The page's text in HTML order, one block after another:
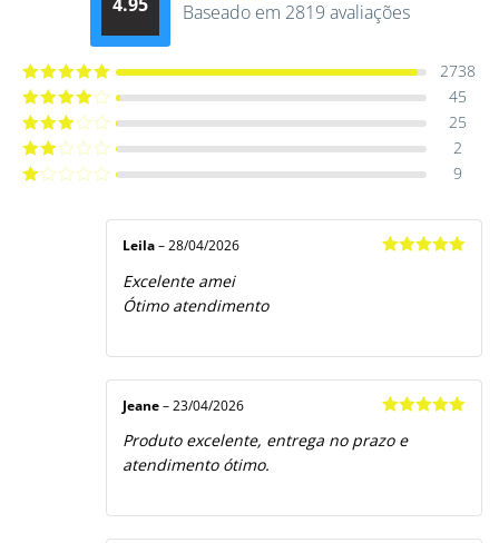
Avaliação
Baseado em 2819 avaliações
Avaliação5
2738
Avaliação
45
Avaliação
25
Avaliação
2
9
Leila – 28/04/2026
Excelente amei
Ótimo atendimento
de 5
Jeane – 23/04/2026
Produto excelente, entrega no prazo e
atendimento ótimo.